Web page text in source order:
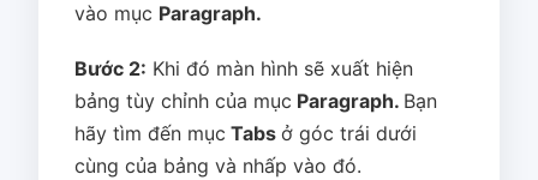
vào mục Paragraph.
Bước 2: Khi đó màn hình sẽ xuất hiện
bảng tùy chỉnh của mục Paragraph. Bạn
hãy tìm đến mục Tabs ở góc trái dưới
cùng của bảng và nhấp vào đó.